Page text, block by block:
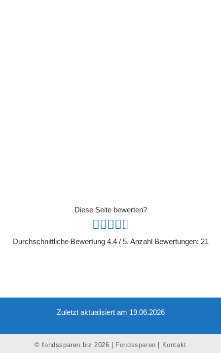
Diese Seite bewerten?
Durchschnittliche Bewertung 4.4/ 5. Anzahl Bewertungen: 21
Zuletzt aktualisiert am 19.06.2026
© fondssparen.biz 2026 | Fondssparen Kontakt